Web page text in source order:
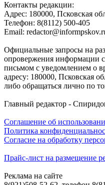
Контакты редакции:
Адреc: 180000, Псковская
Телефон: 8(8112) 500-405
Email:
Официальные запросы на
опровержения информации
письмом с уведомлением о
адресу: 180000, Псковская
либо обращаться лично по
Главный редактор -
Соглашение об
Политика
Согласие на обработку
Прайс-лист на размещение
Реклама на сайте